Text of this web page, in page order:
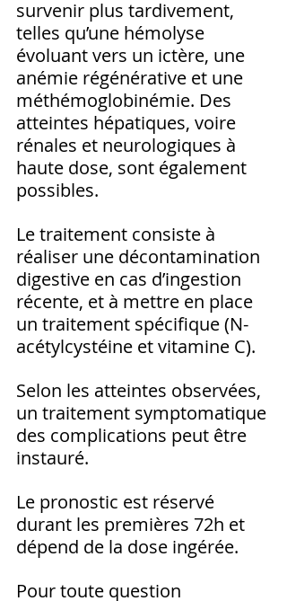
survenir plus tardivement,
telles qu’une hémolyse
évoluant vers un ictère, une
anémie régénérative et une
méthémoglobinémie. Des
atteintes hépatiques, voire
rénales et neurologiques à
haute dose, sont également
possibles.
Le traitement consiste à
réaliser une décontamination
digestive en cas d’ingestion
récente, et à mettre en place
un traitement spécifique (N-
acétylcystéine et vitamine C).
Selon les atteintes observées,
un traitement symptomatique
des complications peut être
instauré.
Le pronostic est réservé
durant les premières 72h et
dépend de la dose ingérée.
Pour toute question